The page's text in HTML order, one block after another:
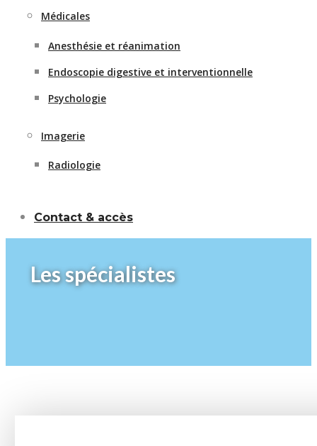
Médicales
Anesthésie et réanimation
Endoscopie digestive et interventionnelle
Psychologie
Imagerie
Radiologie
Contact & accès
Les spécialistes